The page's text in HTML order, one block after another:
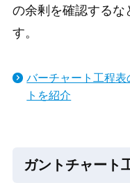
の余剰を確認するな
す。
バーチャート工程
トを紹介
ガントチャート